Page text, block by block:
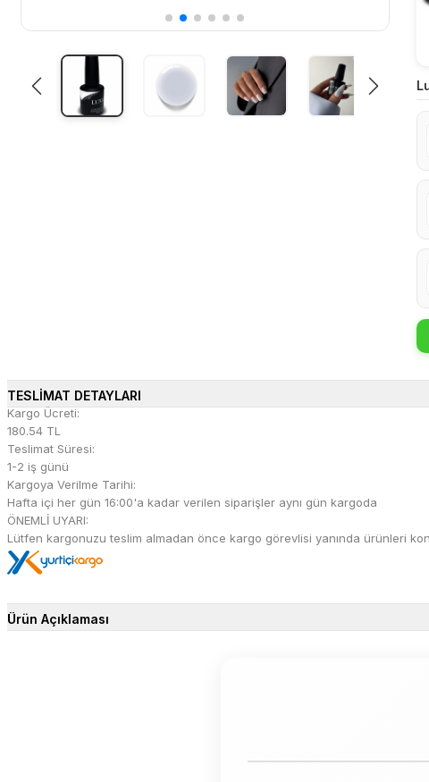
TESLİMAT DETAYLARI
Kargo Ücreti:
180.54 TL
Teslimat Süresi:
1-2 iş günü
Kargoya Verilme Tarihi:
Hafta içi her gün 16:00'a kadar verilen siparişler aynı gün kargoda
ÖNEMLİ UYARI:
Lütfen kargonuzu teslim almadan önce kargo görevlisi yanında ürünleri
Ürün Açıklaması